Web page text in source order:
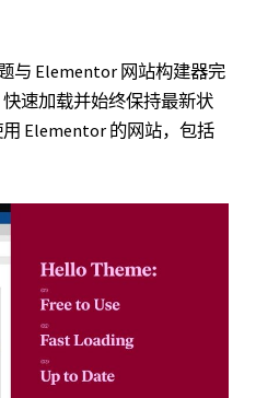
与 Elementor 网站构建器完
速加载并始终保持最新状
Elementor 的网站，包括